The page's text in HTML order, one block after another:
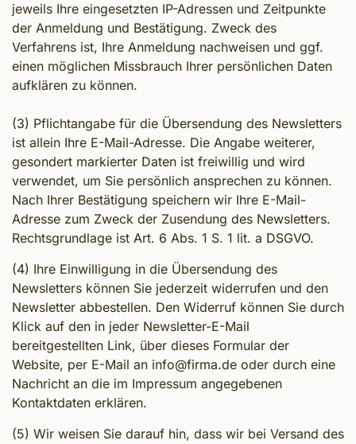
jeweils Ihre eingesetzten IP-Adressen und Zeitpunkte
der Anmeldung und Bestätigung. Zweck des
Verfahrens ist, Ihre Anmeldung nachweisen und ggf.
einen möglichen Missbrauch Ihrer persönlichen Daten
aufklären zu können.
(3) Pflichtangabe für die Übersendung des Newsletters
ist allein Ihre E-Mail-Adresse. Die Angabe weiterer,
gesondert markierter Daten ist freiwillig und wird
verwendet, um Sie persönlich ansprechen zu können.
Nach Ihrer Bestätigung speichern wir Ihre E-Mail-
Adresse zum Zweck der Zusendung des Newsletters.
Rechtsgrundlage ist Art. 6 Abs. 1 S. 1 lit. a DSGVO.
(4) Ihre Einwilligung in die Übersendung des
Newsletters können Sie jederzeit widerrufen und den
Newsletter abbestellen. Den Widerruf können Sie durch
Klick auf den in jeder Newsletter-E-Mail
bereitgestellten Link, über dieses Formular der
Website, per E-Mail an info@firma.de oder durch eine
Nachricht an die im Impressum angegebenen
Kontaktdaten erklären.
(5) Wir weisen Sie darauf hin, dass wir bei Versand des